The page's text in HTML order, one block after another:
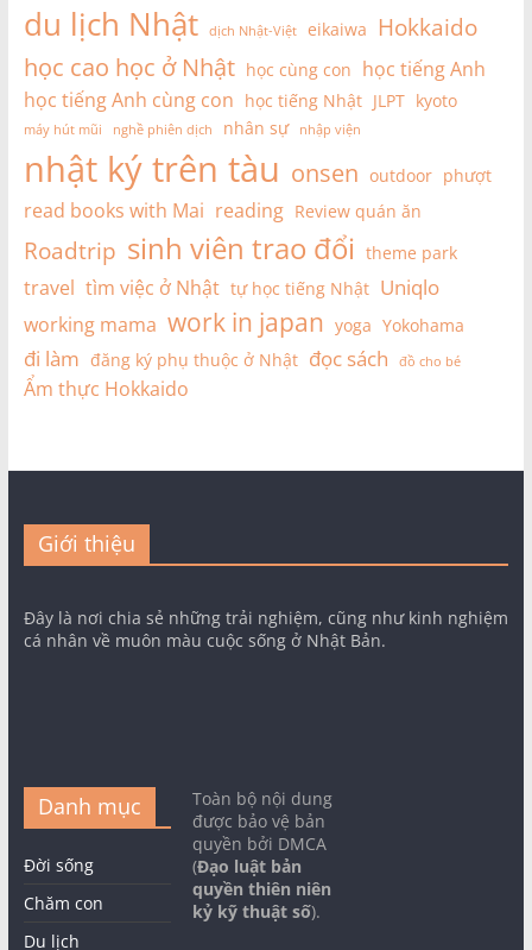
du lịch Nhật dịch Nhật-Việt eikaiwa Hokkaido
học cao học ở Nhật học cùng con học tiếng Anh
học tiếng Anh cùng con học tiếng Nhật JLPT kyoto
máy hút mũi nghề phiên dịch nhân sự nhập viện
nhật ký trên tàu onsen outdoor phượt
read books with Mai reading Review quán ăn
Roadtrip sinh viên trao đổi theme park
travel tìm việc ở Nhật tự học tiếng Nhật Uniqlo
working mama work in japan yoga Yokohama
đi làm đăng ký phụ thuộc ở Nhật đọc sách đồ cho bé
Ẩm thực Hokkaido
Giới thiệu
Đây là nơi chia sẻ những trải nghiệm, cũng như kinh nghiệm
cá nhân về muôn màu cuộc sống ở Nhật Bản.
Danh mục
Đời sống
Chăm con
Du lịch
Toàn bộ nội dung
được bảo vệ bản
quyền bởi DMCA
(Đạo luật bản
quyền thiên niên
kỷ kỹ thuật số).